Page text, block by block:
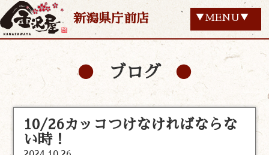
新潟県庁前店 ▼MENU▼
ブログ
10/26カッコつけなければならな
い時！